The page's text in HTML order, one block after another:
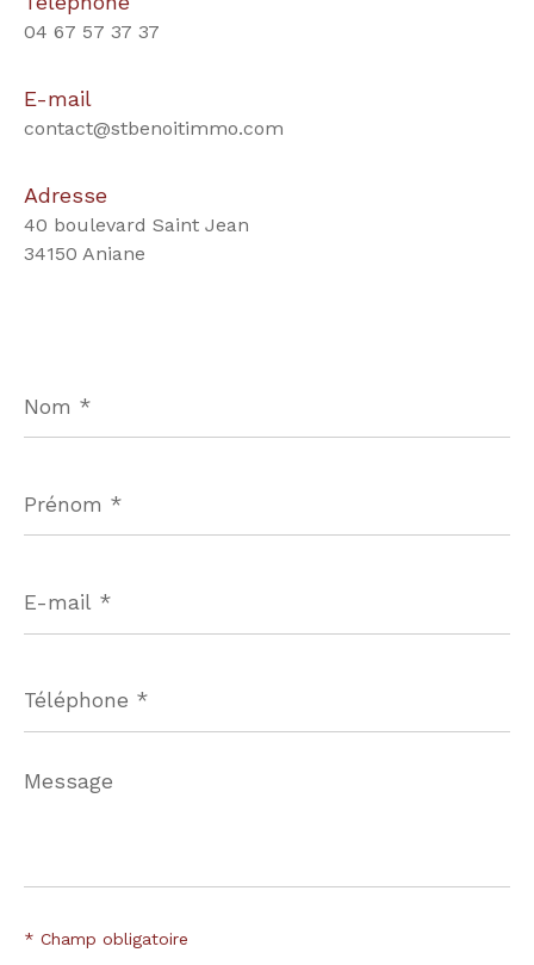
04 67 57 37 37
E-mail
contact@stbenoitimmo.com
Adresse
40 boulevard Saint Jean
34150 Aniane
*
*
mail
*
*
Message
*
* Champ obligatoire